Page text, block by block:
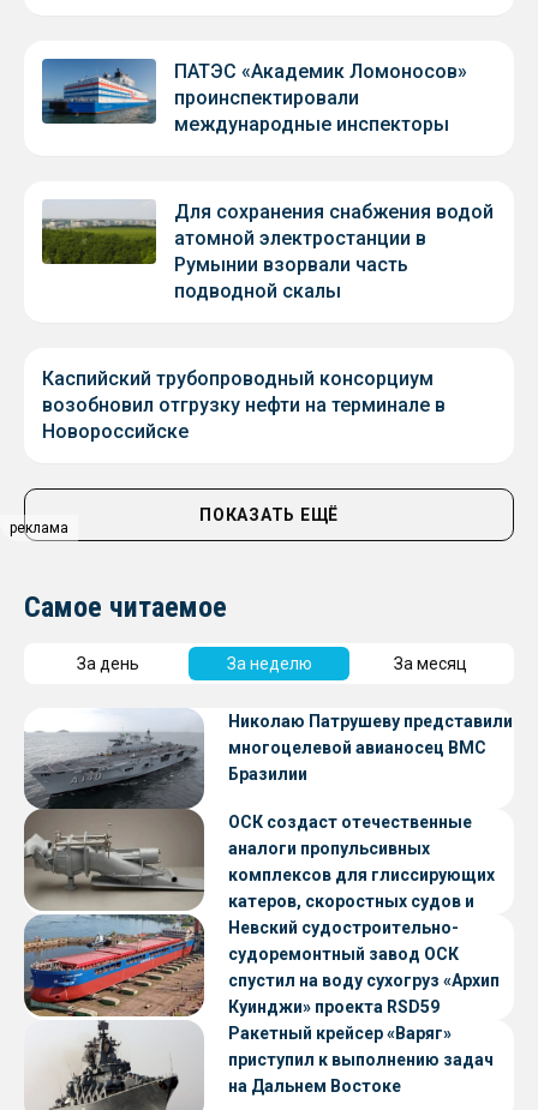
реклама
ПАТЭС «Академик Ломоносов»
проинспектировали
международные инспекторы
Для сохранения снабжения водой
атомной электростанции в
Румынии взорвали часть
подводной скалы
Каспийский трубопроводный консорциум
возобновил отгрузку нефти на терминале в
Новороссийске
ПОКАЗАТЬ ЕЩЁ
Самое читаемое
За день За неделю За месяц
Николаю Патрушеву представили
многоцелевой авианосец ВМС
Бразилии
ОСК создаст отечественные
аналоги пропульсивных
комплексов для глиссирующих
катеров, скоростных судов и
судов с малой осадкой
Невский судостроительно-
судоремонтный завод ОСК
спустил на воду сухогруз «Архип
Куинджи» проекта RSD59
Ракетный крейсер «Варяг»
приступил к выполнению задач
на Дальнем Востоке